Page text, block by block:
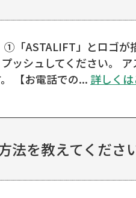
①「ASTALIFT」とロゴ
ッシュしてください。
【お電話での... 詳しく
法を教えてくださ